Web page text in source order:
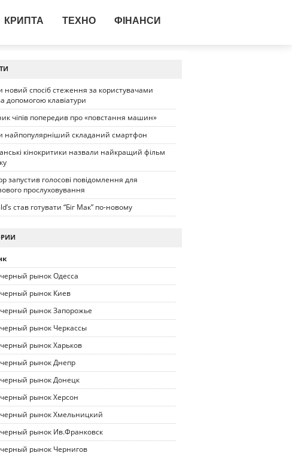
КРИПТА ТЕХНО ФІНАНСИ
новий спосіб стеження за користувачами
допомогою клавіатури
чіпів попередив про «повстання машин»
найпопулярніший складаний смартфон
кінокритики назвали найкращий фільм
запустив голосові повідомлення для
прослуховування
став готувати “Біг Мак” по-новому
рынок Одесса
рынок Киев
рынок Запорожье
рынок Черкассы
рынок Харьков
рынок Днепр
рынок Донецк
рынок Херсон
рынок Хмельницкий
рынок Ив.Франковск
рынок Чернигов